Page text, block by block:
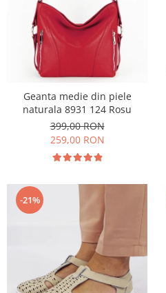
Geanta medie din piele
naturala 8931 124 Rosu
399,00 RON
259,00 RON
-21%